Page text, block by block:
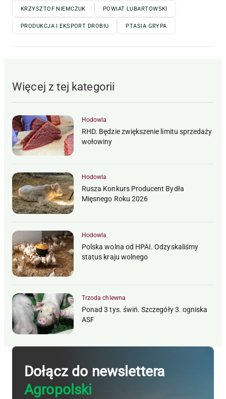
KRZYSZTOF NIEMCZUK POWIAT LUBARTOWSKI
PRODUKCJA I EKSPORT DROBIU PTASIA GRYPA
Więcej z tej kategorii
Hodowla
RHD. Będzie zwiększenie limitu sprzedaży
wołowiny
Hodowla
Rusza Konkurs Producent Bydła
Mięsnego Roku 2026
Hodowla
Polska wolna od HPAI. Odzyskaliśmy
status kraju wolnego
Trzoda chlewna
Ponad 3 tys. świń. Szczegóły 3. ogniska
ASF
Dołącz do newslettera
Agropolski